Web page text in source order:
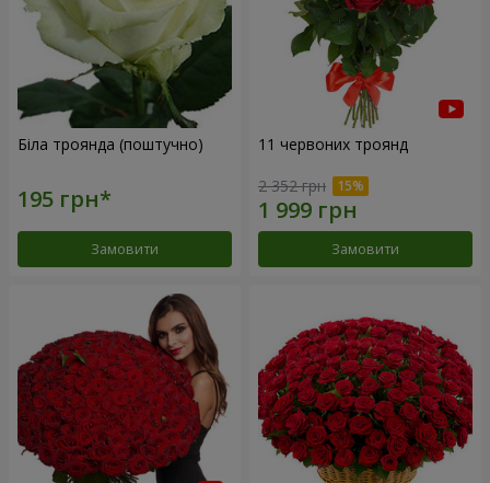
Біла троянда (поштучно)
Замовити
11 червоних троянд
2 352 грн
Замовити